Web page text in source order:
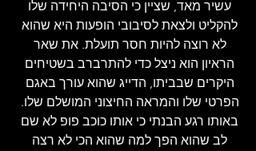
עשיר מאד, שציין כי הסיבה היחידה שלו
להקליט ולצאת לסיבובי הופעות היא שהוא
לא רוצה להיות חסר תועלת. את שאר
הראיון הוא ניצל כדי להתרברב בשטיחים
היקרים שבביתו, הדייג שהוא עורך באגם
הפרטי שלו והמראה החיצוני המושלם שלו.
באותו רגע הבנתי כי אותו כוכב פופ לא שם
לב שהוא הפך למה שהוא הכי לא רצה